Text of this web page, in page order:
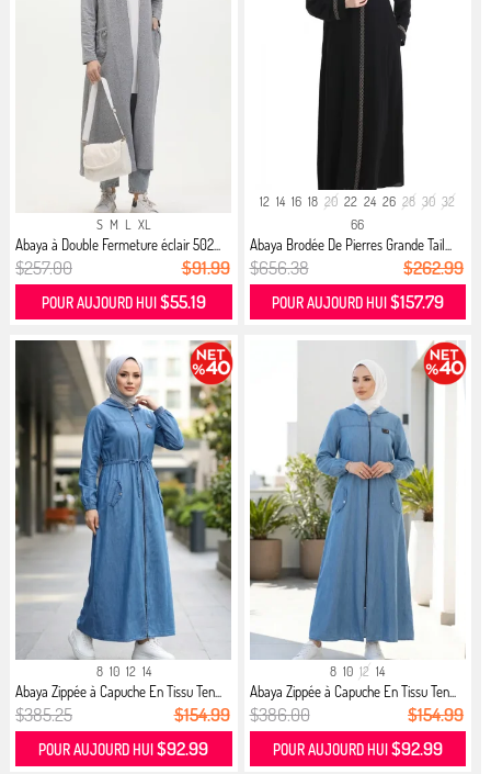
S M L XL
Abaya à Double Fermeture éclair 502...
$257.00 $91.99
POUR AUJOURD HUI $55.19
12 14 16 18 20 22 24 26 28 30 32
66
Abaya Brodée De Pierres Grande Tail...
$656.38 $262.99
POUR AUJOURD HUI $157.79
8 10 12 14
Abaya Zippée à Capuche En Tissu Ten...
$385.25 $154.99
POUR AUJOURD HUI$92.99
8 10 12 14
Abaya Zippée à Capuche En Tissu Ten...
$386.00 $154.99
POUR AUJOURD HUI $92.99